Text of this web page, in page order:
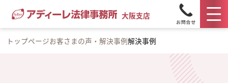
大阪支店
トップページお客さまの声・解決事例解決事例